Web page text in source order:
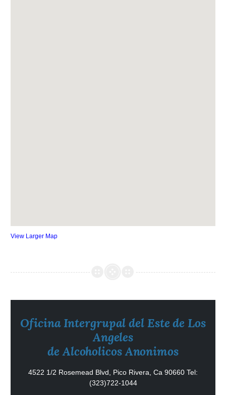
View Larger Map
Oficina Intergrupal del Este de Los
Angeles
de Alcoholicos Anonimos
4522 1/2 Rosemead Blvd, Pico Rivera, Ca 90660 Tel:
(323)722-1044